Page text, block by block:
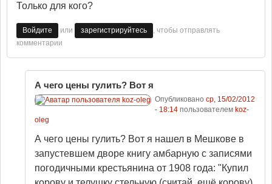
Только для кого?
Войдите или зарегистрируйтесь
, чтобы отправлять
комментарии
А чего цены гулить? Вот я
Опубликовано ср, 15/02/2012
- 18:14пользователем koz-
oleg
А чего цены гулить? Вот я нашел в Мешкове в
запустевшем дворе книгу амбарную с записями
погодичными крестьянина от 1908 года: "Купил